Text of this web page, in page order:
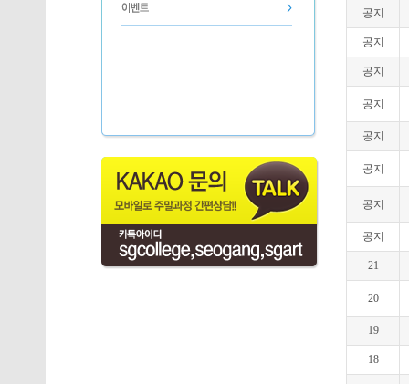
공지
공지
공지
공지
공지
공지
공지
공지
21
20
19
18